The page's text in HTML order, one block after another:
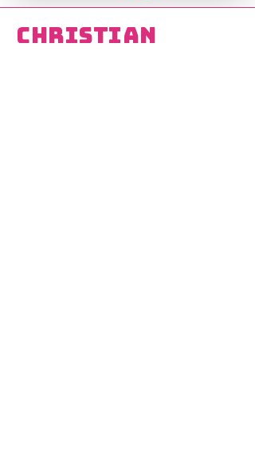
Christian